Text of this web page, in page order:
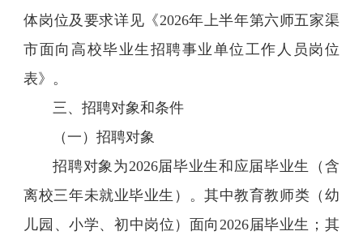
体岗位及要求详见《2026年上半年第六师五家渠
市面向高校毕业生招聘事业单位工作人员岗位
表》。
三、招聘对象和条件
（一）招聘对象
招聘对象为2026届毕业生和应届毕业生（含
离校三年未就业毕业生）。其中教育教师类（幼
儿园、小学、初中岗位）面向2026届毕业生；其